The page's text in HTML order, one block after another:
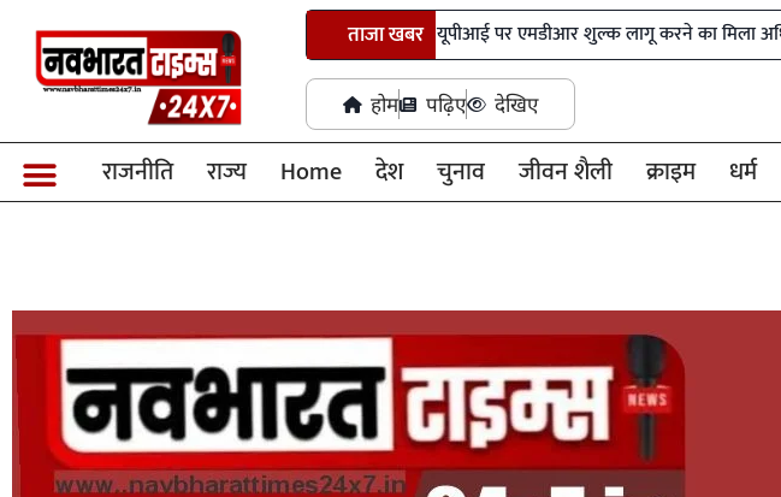
ताजा खबर
लोकसभा से विधेयक पारित, सरकार को यूपीआई पर एमडीआर शुल्क लागू करने का मिला अधिकार
होम पढ़िए देखिए
राजनीति राज्य Home देश चुनाव जीवन शैली क्राइम धर्म